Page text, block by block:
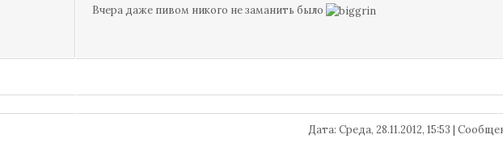
Вчера даже пивом никого не заманить было
Дата: Среда, 28.11.2012, 15:53 |